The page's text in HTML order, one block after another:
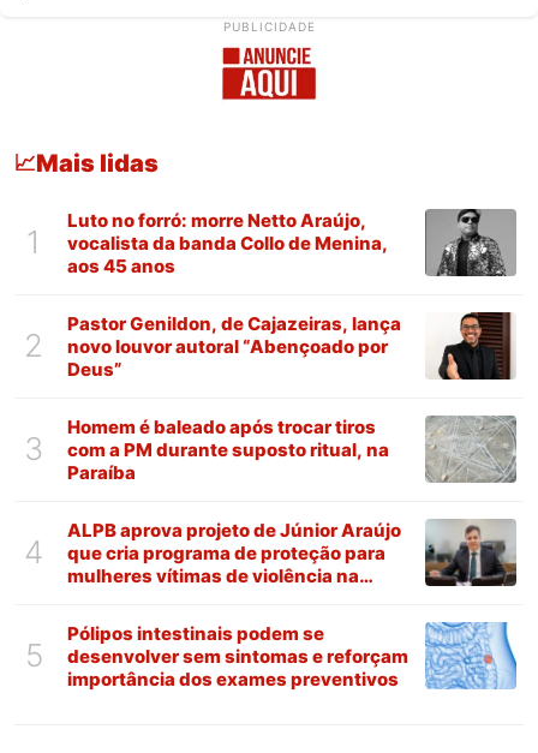
PUBLICIDADE
📈Mais lidas
1
Luto no forró: morre Netto Araújo,
vocalista da banda Collo de Menina,
aos 45 anos
2
Pastor Genildon, de Cajazeiras, lança
novo louvor autoral “Abençoado por
Deus”
3
Homem é baleado após trocar tiros
com a PM durante suposto ritual, na
Paraíba
4
ALPB aprova projeto de Júnior Araújo
que cria programa de proteção para
mulheres vítimas de violência na
5
Pólipos intestinais podem se
desenvolver sem sintomas e reforçam
importância dos exames preventivos